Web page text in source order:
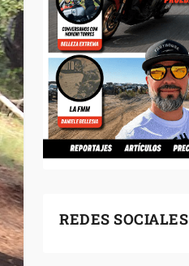
REDES SOCIALES